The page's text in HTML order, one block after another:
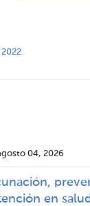
04, 2026
en salud